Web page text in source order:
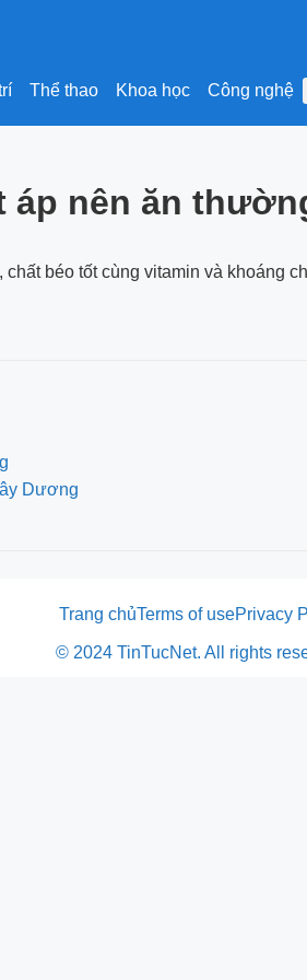
Thể thao Khoa học Công nghệ
nên ăn
béo tốt cùng vitamin và khoáng
Dương
Trang chủTerms of usePrivacy
© 2024 TinTucNet. All rights